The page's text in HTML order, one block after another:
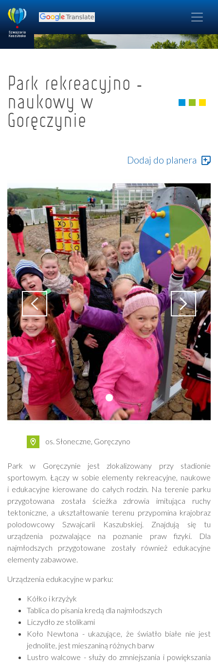
Park rekreacyjno -
naukowy w
Goręczynie
Dodaj do planera
os. Słoneczne, Goręczyno
Park w Goręczynie jest zlokalizowany przy stadionie
sportowym. Łączy w sobie elementy rekreacyjne, naukowe
i edukacyjne kierowane do całych rodzin. Na terenie parku
przygotowana została ścieżka zdrowia imitująca ruchy
tektoniczne, a ukształtowanie terenu przypomina krajobraz
polodowcowy Szwajcarii Kaszubskiej. Znajdują się tu
urządzenia pozwalające na poznanie praw fizyki. Dla
najmłodszych przygotowane zostały również edukacyjne
elementy zabawowe.
Urządzenia edukacyjne w parku:
Kółko i krzyżyk
Tablica do pisania kredą dla najmłodszych
Liczydło ze stolikami
Koło Newtona - ukazujące, że światło białe nie jest
jednolite, jest mieszaniną różnych barw
Lustro walcowe - służy do zmniejszania i powiększania